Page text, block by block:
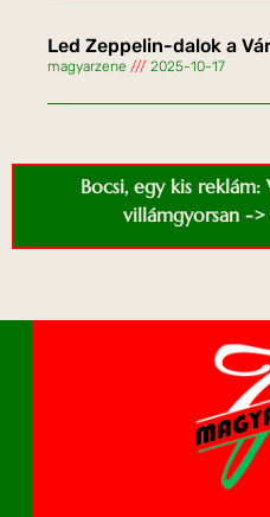
Led Zeppelin-dalok a
magyarzene 2025-10-17
Bocsi, egy kis reklám:
villámgyorsan -